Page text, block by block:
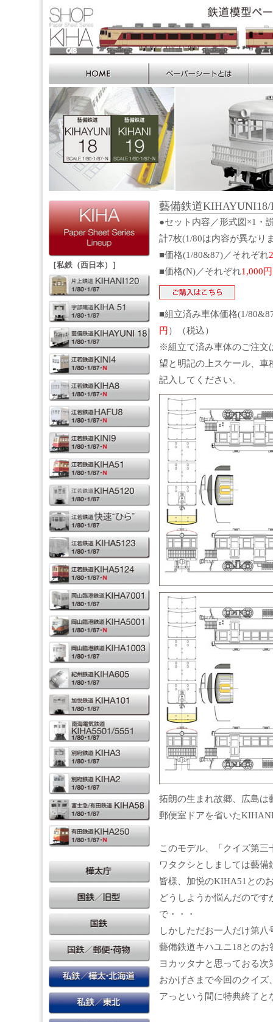
藝備鉄道
●セット内容／形式図×1
計7枚(1/80は内容が異なり
■価格(1/80&87)／それぞれ
■価格(N)／それぞれ1,000円
■組立済み車体価格(1/
円）（税込）
※組立て済み車体のご注文
望と明記の上スケール、車
記入してください。
拓朗の生まれ故郷、広島
郵便室ドアを省いた
このモデル、「クイズ第
ワタクシとしましては藝
皆様、加悦のKIHA51との
どうしようか悩んだので
で・・・
しかしただお一人だけ第
藝備鉄道キハユニ18とのお
ヨカッタナと思っておる次
おかげさまで今回のクイ
アっという間に特典終了と
［私鉄（西日本）］